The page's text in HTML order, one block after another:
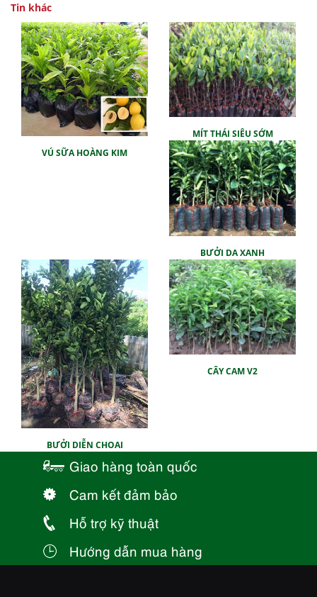
Tin khác
VÚ SỮA HOÀNG KIM
MÍT THÁI SIÊU SỚM
BƯỞI DA XANH
BƯỞI DIỄN CHOAI
CÂY CAM V2
Giao hàng toàn quốc
Cam kết đảm bảo
Hỗ trợ kỹ thuật
Hướng dẫn mua hàng